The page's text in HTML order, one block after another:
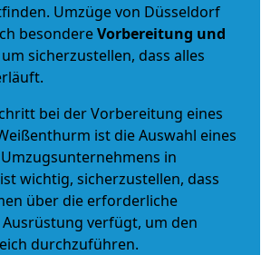
Umzüge von Düsseldorf
besondereVorbereitung und
um sicherzustellen, dass alles
bei der Vorbereitung eines
ist die Auswahl eines
Umzugsunternehmens in
wichtig, sicherzustellen, dass
über die erforderliche
verfügt, um den
durchzuführen.